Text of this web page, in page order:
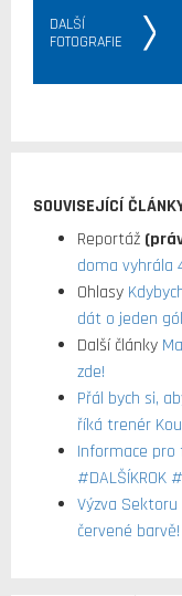
DALŠÍ
FOTOGRAFIE
SOUVISEJÍCÍ
Reportáž
doma vyhrála
Ohlasy
dát o jeden
Další články
zde!
Přál bych si,
říká trenér
Informace pro
#DALŠÍKROK
Výzva
červené barvě!